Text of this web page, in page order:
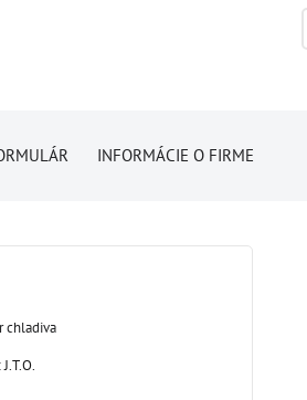
INFORMÁCIE O FIRME
chladiva
J.T.O.